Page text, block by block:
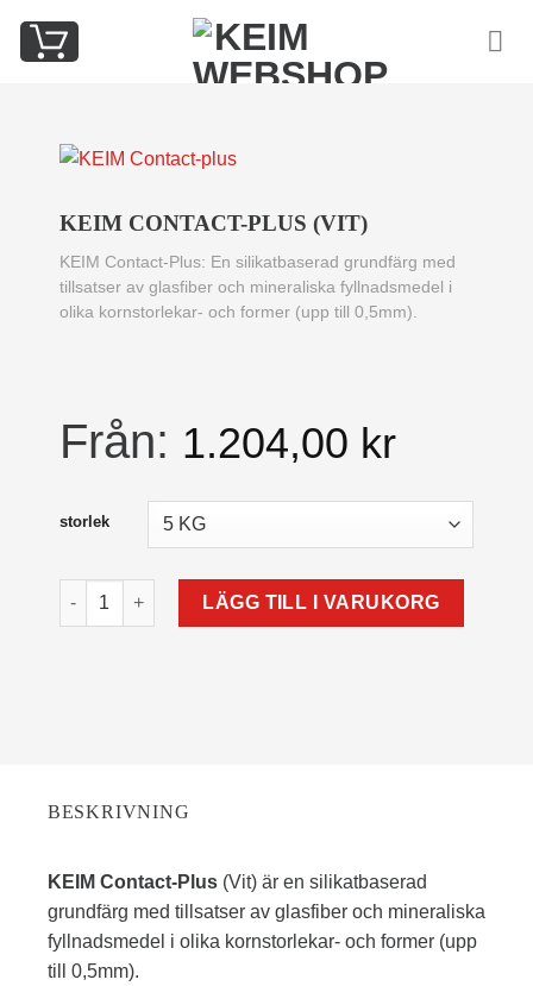
KEIM CONTACT-PLUS (VIT)
KEIM Contact-Plus: En silikatbaserad grundfärg med
tillsatser av glasfiber och mineraliska fyllnadsmedel i
olika kornstorlekar- och former (upp till 0,5mm).
Från: 1.204,00 kr
storlek
KEIM CONTACT-PLUS (VIT) mängd
LÄGG TILL I VARUKORG
BESKRIVNING
KEIM Contact-Plus(Vit) är en silikatbaserad
grundfärg med tillsatser av glasfiber och mineraliska
fyllnadsmedel i olika kornstorlekar- och former (upp
till 0,5mm).